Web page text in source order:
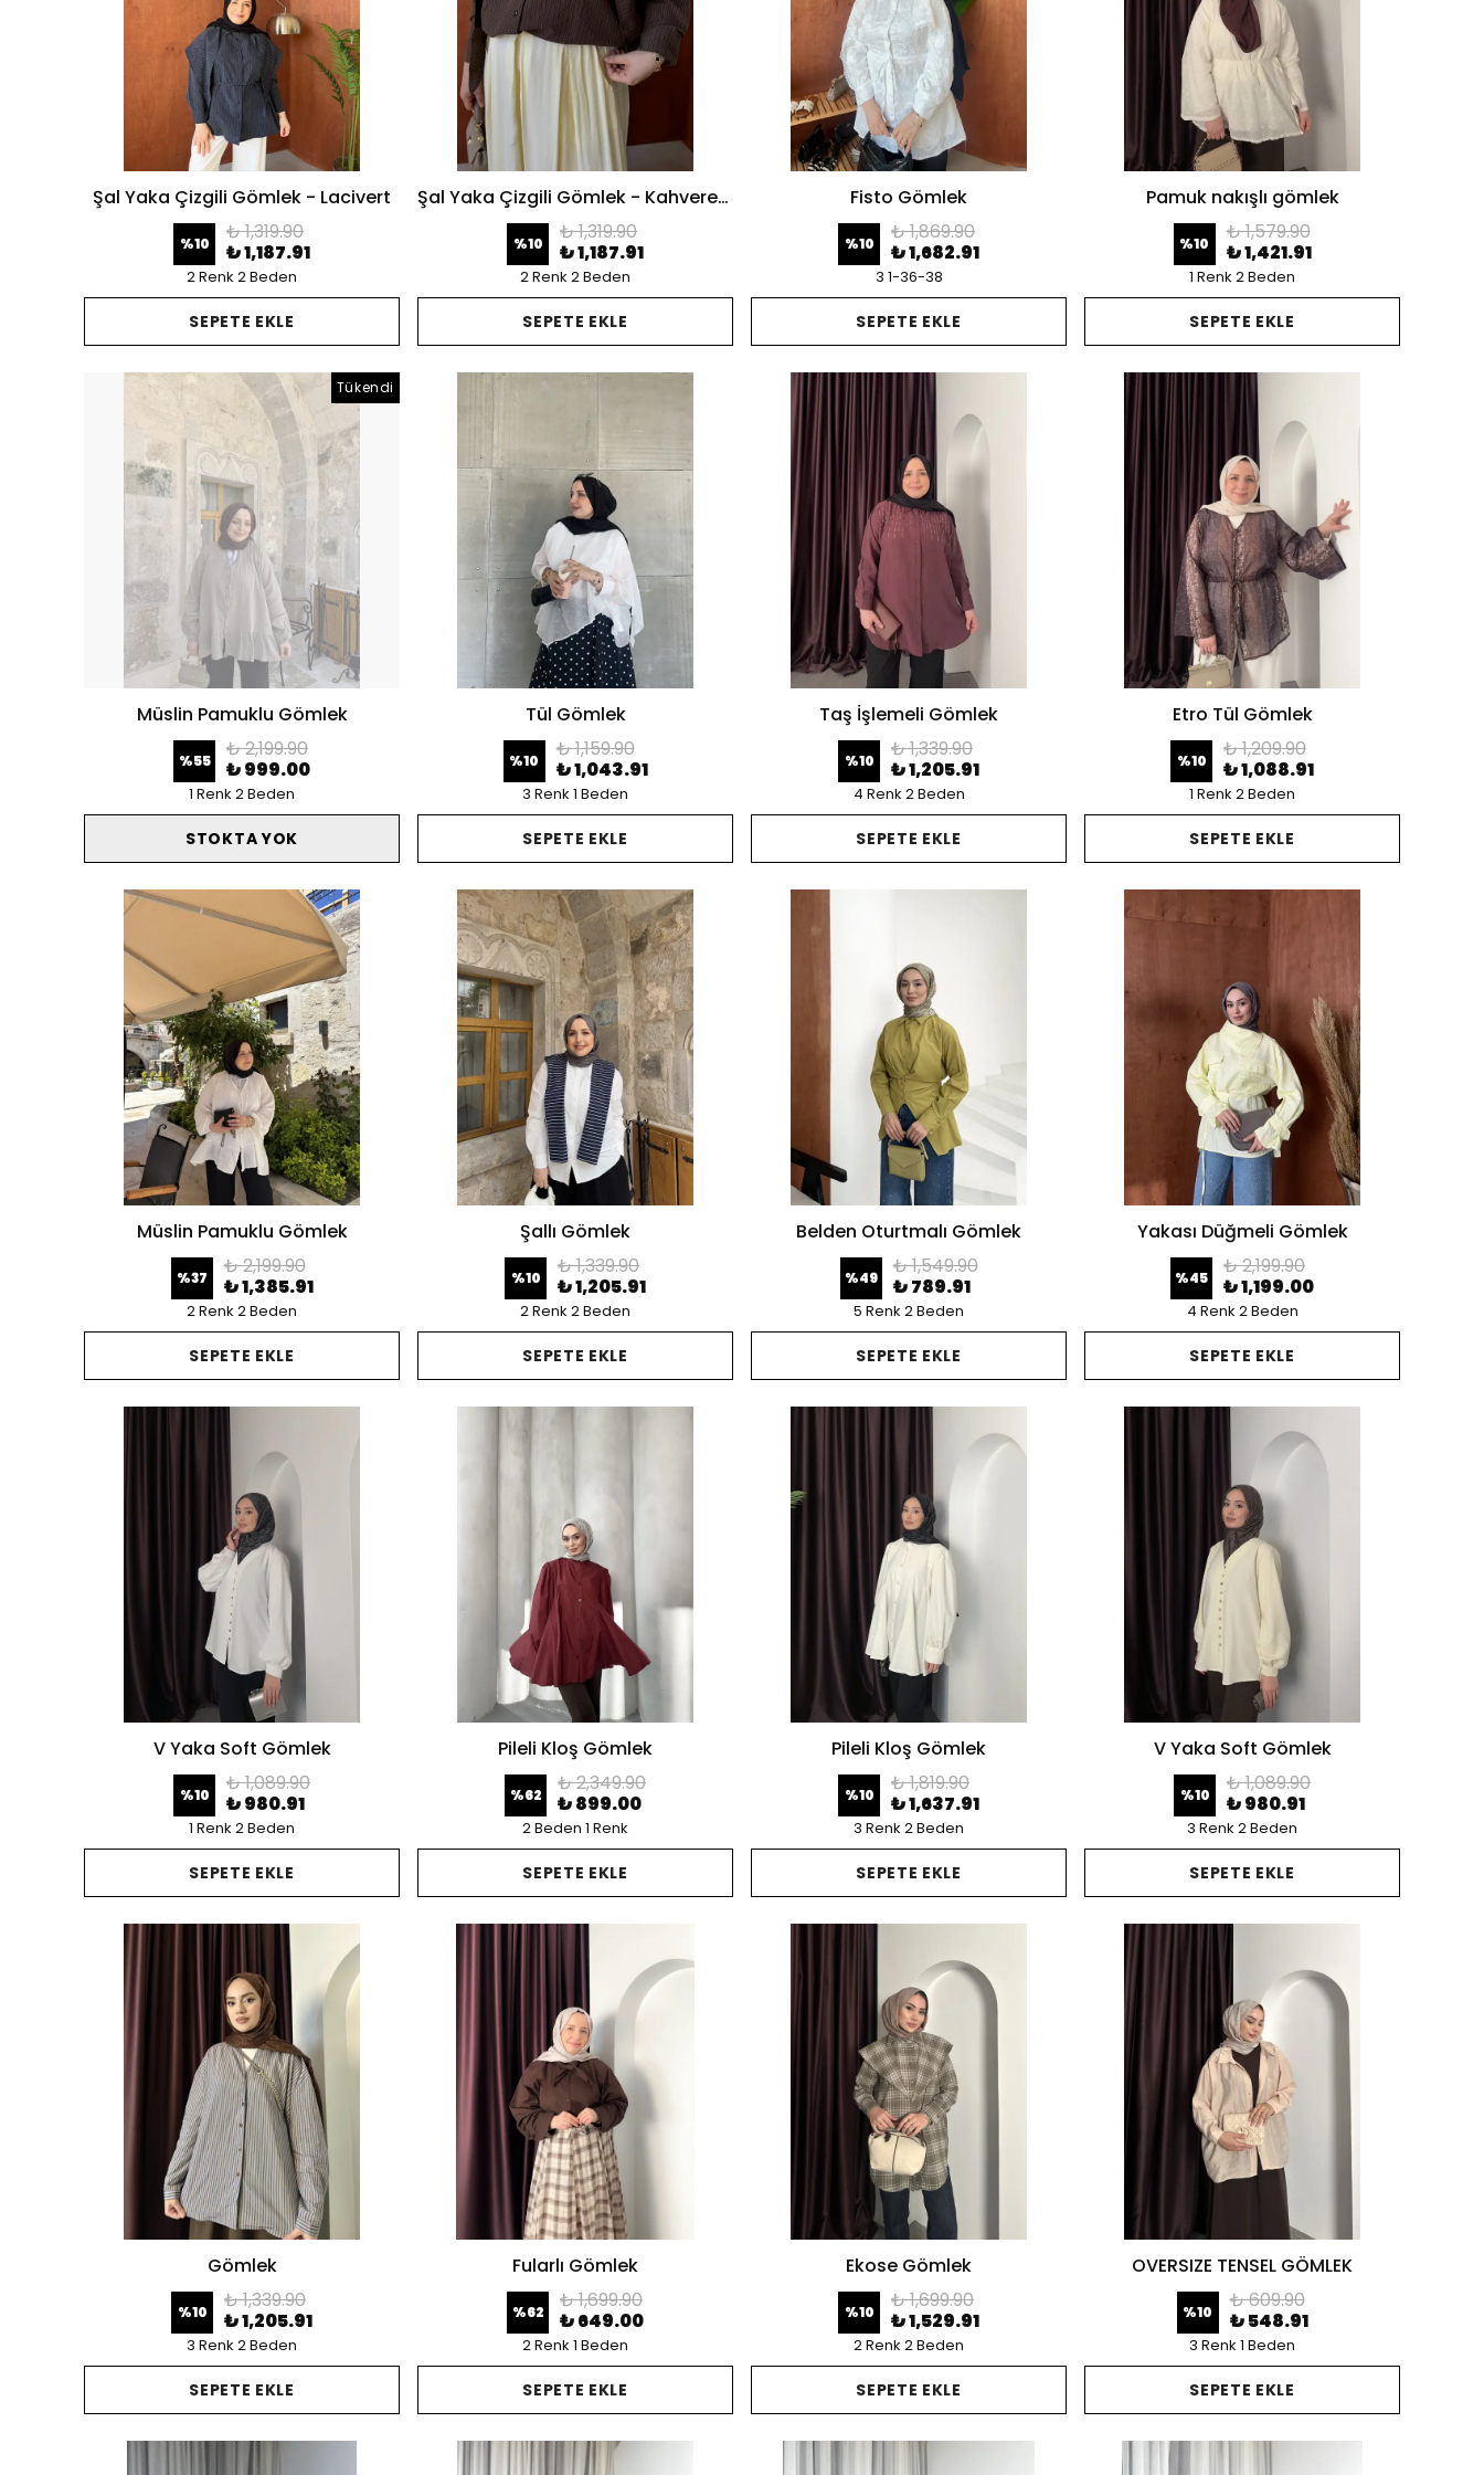
Şal Yaka Çizgili Gömlek - Lacivert
%10
₺ 1,319.90
₺ 1,187.91
2 Renk 2 Beden
SEPETE EKLE
Şal Yaka Çizgili Gömlek - Kahverengi
%10
₺ 1,319.90
₺ 1,187.91
2 Renk 2 Beden
SEPETE EKLE
Fisto Gömlek
%10
₺ 1,869.90
₺ 1,682.91
3 1-36-38
SEPETE EKLE
Pamuk nakışlı gömlek
%10
₺ 1,579.90
₺ 1,421.91
1 Renk 2 Beden
SEPETE EKLE
Tükendi
Müslin Pamuklu Gömlek
%55
₺ 2,199.90
₺ 999.00
1 Renk 2 Beden
STOKTA YOK
Tül Gömlek
%10
₺ 1,159.90
₺ 1,043.91
3 Renk 1 Beden
SEPETE EKLE
Taş İşlemeli Gömlek
%10
₺ 1,339.90
₺ 1,205.91
4 Renk 2 Beden
SEPETE EKLE
Etro Tül Gömlek
%10
₺ 1,209.90
₺ 1,088.91
1 Renk 2 Beden
SEPETE EKLE
Müslin Pamuklu Gömlek
%37
₺ 2,199.90
₺ 1,385.91
2 Renk 2 Beden
SEPETE EKLE
Şallı Gömlek
%10
₺ 1,339.90
₺ 1,205.91
2 Renk 2 Beden
SEPETE EKLE
Belden Oturtmalı Gömlek
%49
₺ 1,549.90
₺ 789.91
5 Renk 2 Beden
SEPETE EKLE
Yakası Düğmeli Gömlek
%45
₺ 2,199.90
₺ 1,199.00
4 Renk 2 Beden
SEPETE EKLE
V Yaka Soft Gömlek
%10
₺ 1,089.90
₺ 980.91
1 Renk 2 Beden
SEPETE EKLE
Pileli Kloş Gömlek
%62
₺ 2,349.90
₺ 899.00
2 Beden 1 Renk
SEPETE EKLE
Pileli Kloş Gömlek
%10
₺ 1,819.90
₺ 1,637.91
3 Renk 2 Beden
SEPETE EKLE
V Yaka Soft Gömlek
%10
₺ 1,089.90
₺ 980.91
3 Renk 2 Beden
SEPETE EKLE
Gömlek
%10
₺ 1,339.90
₺ 1,205.91
3 Renk 2 Beden
SEPETE EKLE
Fularlı Gömlek
%62
₺ 1,699.90
₺ 649.00
2 Renk 1 Beden
SEPETE EKLE
Ekose Gömlek
%10
₺ 1,699.90
₺ 1,529.91
2 Renk 2 Beden
SEPETE EKLE
OVERSIZE TENSEL GÖMLEK
%10
₺ 609.90
₺ 548.91
3 Renk 1 Beden
SEPETE EKLE